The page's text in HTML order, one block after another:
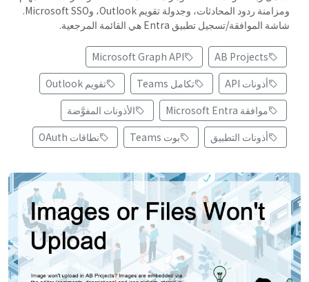
ومزامنة ردود المحادثات، وجدولة تقويم Outlook، وMicrosoft SSO.
شاشة الموافقة/تسجيل تطبيق Entra هي القائمة المرجعية.
AB Projects
Microsoft Graph API
أذونات API
تكامل Teams
تقويم Outlook
موافقة Microsoft Entra
الأذونات المفوَّضة
أذونات التطبيق
بوت Teams نطاقات OAuth